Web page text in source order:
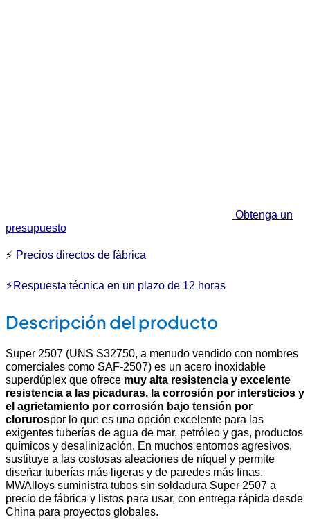
Obtenga un
presupuesto
⚡ Precios directos de fábrica
⚡Respuesta técnica en un plazo de 12 horas
Descripción del producto
Super 2507 (UNS S32750, a menudo vendido con nombres
comerciales como SAF-2507) es un acero inoxidable
superdúplex que ofrece muy alta resistencia y excelente
resistencia a las picaduras, la corrosión por intersticios y
el agrietamiento por corrosión bajo tensión por
clorurospor lo que es una opción excelente para las
exigentes tuberías de agua de mar, petróleo y gas, productos
químicos y desalinización. En muchos entornos agresivos,
sustituye a las costosas aleaciones de níquel y permite
diseñar tuberías más ligeras y de paredes más finas.
MWAlloys suministra tubos sin soldadura Super 2507 a
precio de fábrica y listos para usar, con entrega rápida desde
China para proyectos globales.